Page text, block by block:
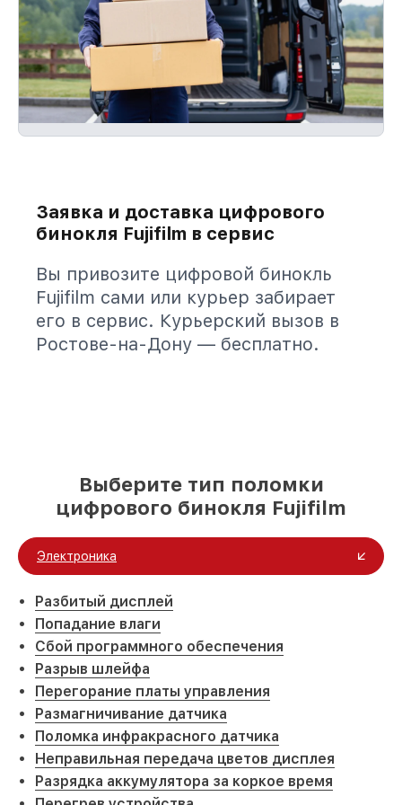
Заявка и доставка цифрового
бинокля Fujifilm в сервис
Вы привозите цифровой бинокль
Fujifilm сами или курьер забирает
его в сервис. Курьерский вызов в
Ростове-на-Дону — бесплатно.
Выберите тип поломки
цифрового бинокля Fujifilm
Электроника
Разбитый дисплей
Попадание влаги
Сбой программного обеспечения
Разрыв шлейфа
Перегорание платы управления
Размагничивание датчика
Поломка инфракрасного датчика
Неправильная передача цветов дисплея
Разрядка аккумулятора за коркое время